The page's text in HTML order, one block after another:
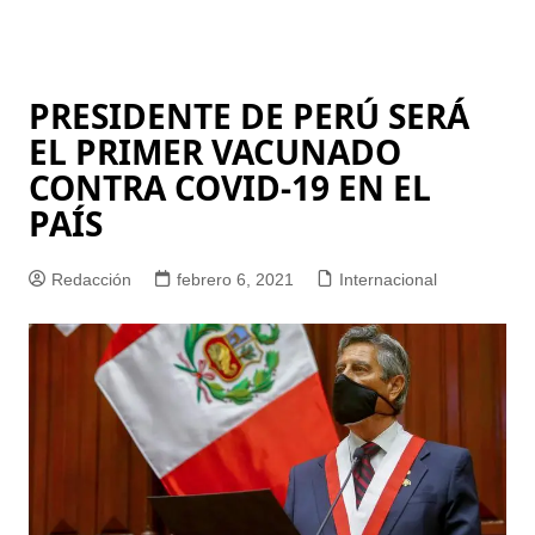
PRESIDENTE DE PERÚ SERÁ
EL PRIMER VACUNADO
CONTRA COVID-19 EN EL
PAÍS
Redacción febrero 6, 2021 Internacional